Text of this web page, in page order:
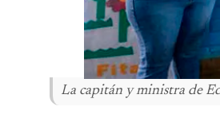
La capitán y ministra de